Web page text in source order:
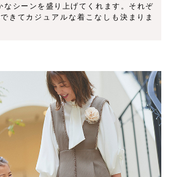
なシーンを盛り上げてくれます。それぞ
きてカジュアルな着こなしも決まりま